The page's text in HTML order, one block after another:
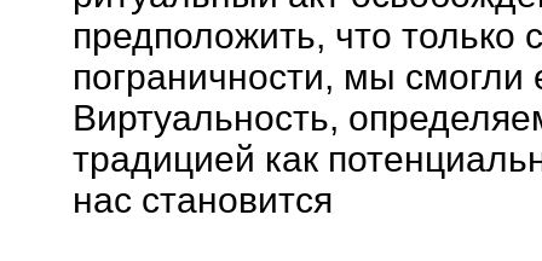
предположить, что только
пограничности, мы смогли
Виртуальность,
традицией как
нас становится